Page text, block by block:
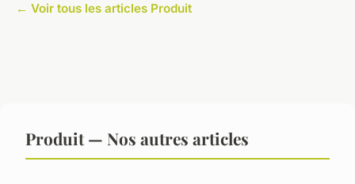
← Voir tous les articles Produit
Produit — Nos autres articles